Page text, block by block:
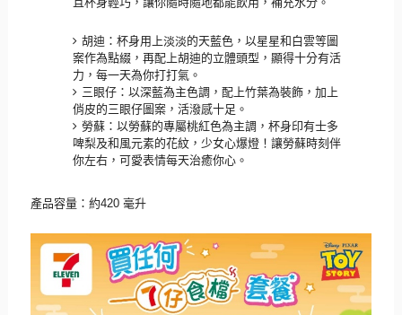
胡迪：杯身用上淡淡的天藍色，以星星和白雲等圖
案作為點綴，再配上胡迪的立體頭型，顯得十分有活
力，每一天為你打打氣。
三眼仔：以深藍為主色調，配上竹葉為裝飾，加上
俏皮的三眼仔圖案，活潑感十足。
勞蘇：以勞蘇的專屬桃紅色為主調，杯身印有士多
啤梨及和風元素的花紋，少女心爆燈！讓勞蘇時刻伴
你左右，可愛表情每天治癒你心。
產品容量：約420 毫升